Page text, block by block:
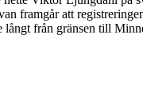
framgår att
långt från gränsen till